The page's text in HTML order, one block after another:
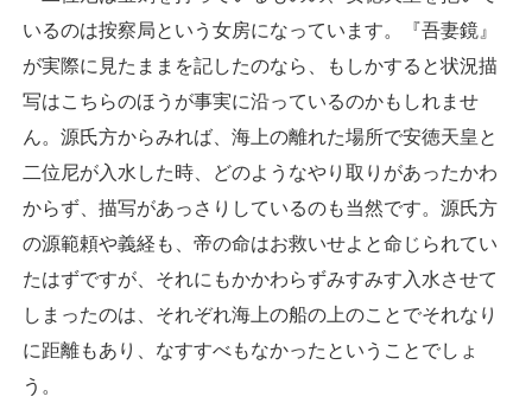
いるのは按察局という女房になっています。『吾妻鏡』
が実際に見たままを記したのなら、もしかすると状況描
写はこちらのほうが事実に沿っているのかもしれませ
ん。源氏方からみれば、海上の離れた場所で安徳天皇と
二位尼が入水した時、どのようなやり取りがあったかわ
からず、描写があっさりしているのも当然です。源氏方
の源範頼や義経も、帝の命はお救いせよと命じられてい
たはずですが、それにもかかわらずみすみす入水させて
しまったのは、それぞれ海上の船の上のことでそれなり
に距離もあり、なすすべもなかったということでしょ
う。